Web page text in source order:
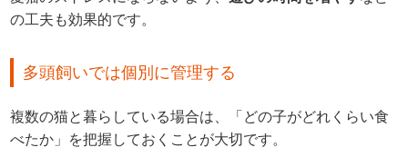
の工夫も効果的です。
多頭飼いでは個別に管理する
複数の猫と暮らしている場合は、「どの子がどれくらい食
べたか」を把握しておくことが大切です。